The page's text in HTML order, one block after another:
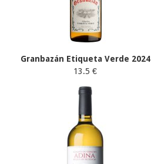
Granbazán Etiqueta Verde 2024
13.5 €